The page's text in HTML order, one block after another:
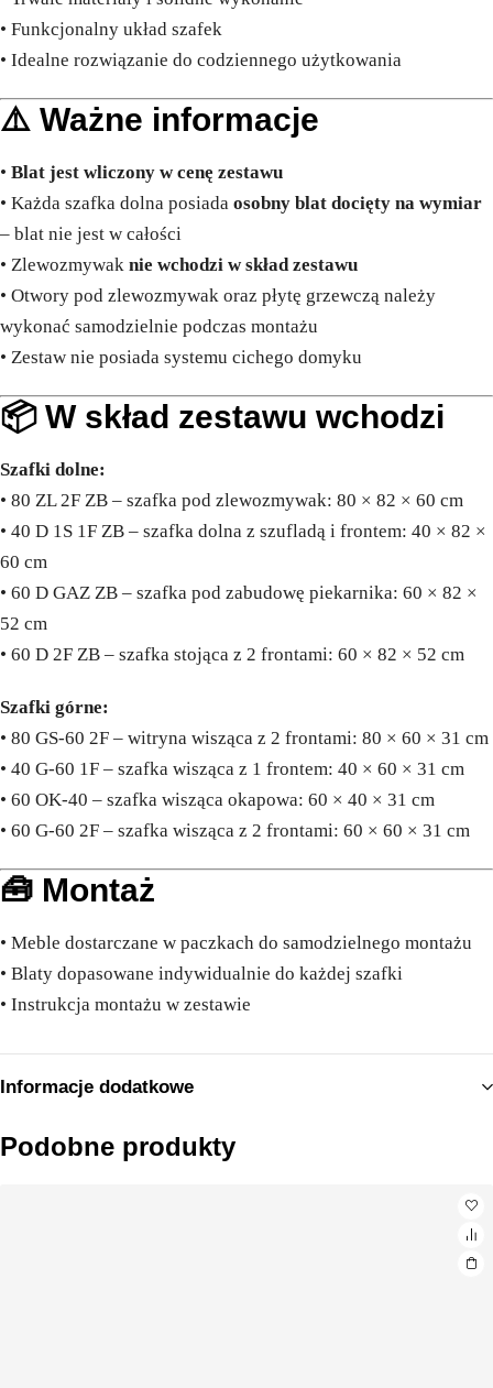
• Funkcjonalny układ szafek
• Idealne rozwiązanie do codziennego użytkowania
⚠️ Ważne informacje
• Blat jest wliczony w cenę zestawu
• Każda szafka dolna posiada osobny blat docięty na wymiar
– blat nie jest w całości
• Zlewozmywak nie wchodzi w skład zestawu
• Otwory pod zlewozmywak oraz płytę grzewczą należy
wykonać samodzielnie podczas montażu
• Zestaw nie posiada systemu cichego domyku
📦 W skład zestawu wchodzi
Szafki dolne:
• 80 ZL 2F ZB – szafka pod zlewozmywak: 80 × 82 × 60 cm
• 40 D 1S 1F ZB – szafka dolna z szufladą i frontem: 40 × 82 ×
60 cm
• 60 D GAZ ZB – szafka pod zabudowę piekarnika: 60 × 82 ×
52 cm
• 60 D 2F ZB – szafka stojąca z 2 frontami: 60 × 82 × 52 cm
Szafki górne:
• 80 GS-60 2F – witryna wisząca z 2 frontami: 80 × 60 × 31 cm
• 40 G-60 1F – szafka wisząca z 1 frontem: 40 × 60 × 31 cm
• 60 OK-40 – szafka wisząca okapowa: 60 × 40 × 31 cm
• 60 G-60 2F – szafka wisząca z 2 frontami: 60 × 60 × 31 cm
🧰 Montaż
• Meble dostarczane w paczkach do samodzielnego montażu
• Blaty dopasowane indywidualnie do każdej szafki
• Instrukcja montażu w zestawie
Informacje dodatkowe
Podobne produkty